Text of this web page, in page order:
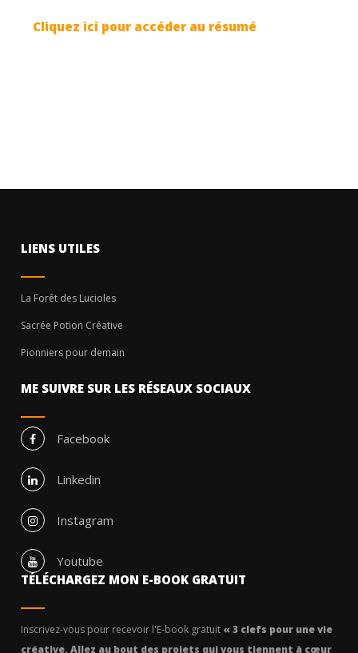
Cliquez ici pour accéder au résumé
LIENS UTILES
La Forêt des Lucioles
Sacrée Potion Créative
Pionniers pour demain
ME SUIVRE SUR LES RÉSEAUX SOCIAUX
Facebook
Linkedin
Instagram
Youtube
TÉLÉCHARGEZ MON E-BOOK GRATUIT
Inscrivez-vous pour recevoir l'E-book gratuit « 3 clefs pour une vie
créative. Allez au bout des projets qui vous tiennent à cœur